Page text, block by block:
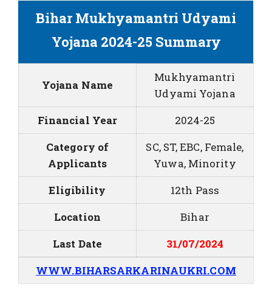
Bihar Mukhyamantri Udyami
Yojana 2024-25 Summary
Yojana Name
Mukhyamantri
Udyami Yojana
Financial Year
2024-25
Category of
Applicants
SC, ST, EBC, Female,
Yuwa, Minority
Eligibility
12th Pass
Location
Bihar
Last Date
31/07/2024
WWW.BIHARSARKARINAUKRI.COM